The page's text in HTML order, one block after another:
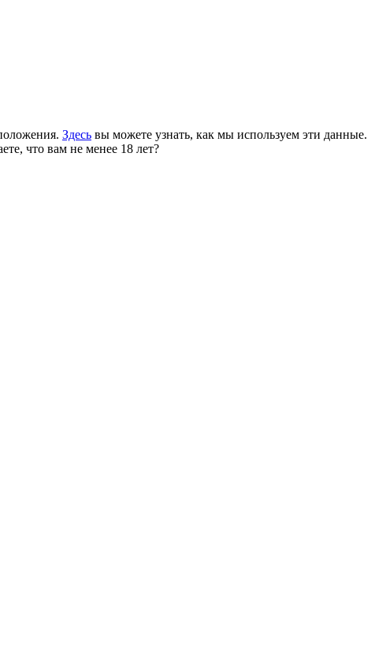
Здесь вы можете узнать, как мы используем эти данные.
что вам не менее 18 лет?